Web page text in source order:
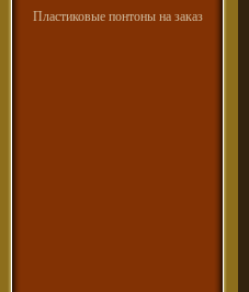
Пластиковые понтоны на заказ